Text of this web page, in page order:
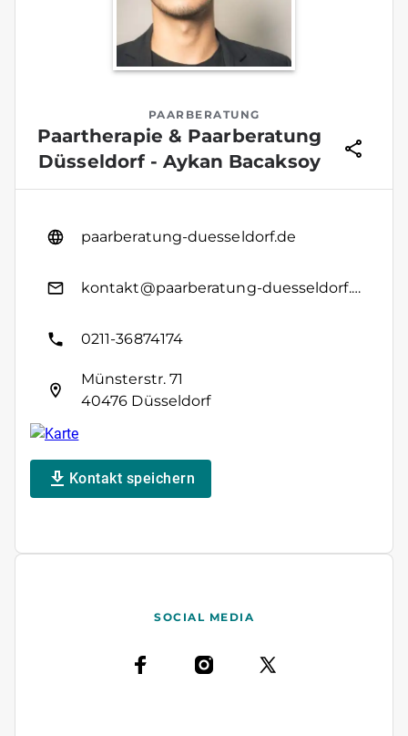
PAARBERATUNG
Paartherapie & Paarberatung
Düsseldorf - Aykan Bacaksoy
paarberatung-duesseldorf.de
kontakt@paarberatung-duesseldorf.de
0211-36874174
Münsterstr. 71
40476 Düsseldorf
Kontakt speichern
SOCIAL MEDIA